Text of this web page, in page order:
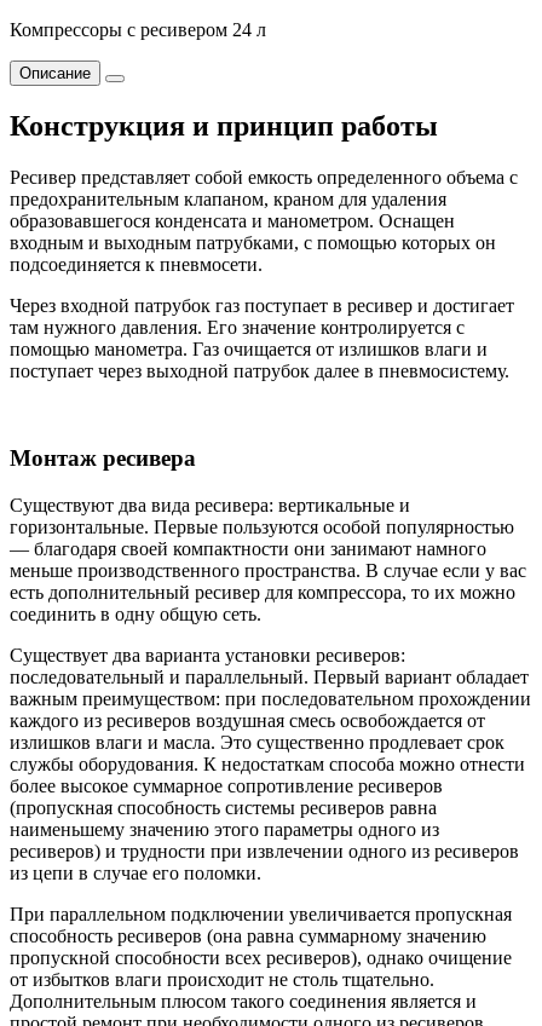
Компрессоры с ресивером 24 л
Описание
Конструкция и принцип работы
Ресивер представляет собой емкость определенного объема с
предохранительным клапаном, краном для удаления
образовавшегося конденсата и манометром. Оснащен
входным и выходным патрубками, с помощью которых он
подсоединяется к пневмосети.
Через входной патрубок газ поступает в ресивер и достигает
там нужного давления. Его значение контролируется с
помощью манометра. Газ очищается от излишков влаги и
поступает через выходной патрубок далее в пневмосистему.
Монтаж ресивера
Существуют два вида ресивера: вертикальные и
горизонтальные. Первые пользуются особой популярностью
— благодаря своей компактности они занимают намного
меньше производственного пространства. В случае если у вас
есть дополнительный ресивер для компрессора, то их можно
соединить в одну общую сеть.
Существует два варианта установки ресиверов:
последовательный и параллельный. Первый вариант обладает
важным преимуществом: при последовательном прохождении
каждого из ресиверов воздушная смесь освобождается от
излишков влаги и масла. Это существенно продлевает срок
службы оборудования. К недостаткам способа можно отнести
более высокое суммарное сопротивление ресиверов
(пропускная способность системы ресиверов равна
наименьшему значению этого параметры одного из
ресиверов) и трудности при извлечении одного из ресиверов
из цепи в случае его поломки.
При параллельном подключении увеличивается пропускная
способность ресиверов (она равна суммарному значению
пропускной способности всех ресиверов), однако очищение
от избытков влаги происходит не столь тщательно.
Дополнительным плюсом такого соединения является и